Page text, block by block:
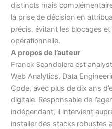
distincts mais
la prise de décision en
précis, évitant les blocages et
opérationnelle.
A propos de l’auteur
Franck Scandolera est
Web Analytics, Data
Code, avec plus de dix ans
digitale. Responsable de
indépendant, il intervient
installer des stacks robustes